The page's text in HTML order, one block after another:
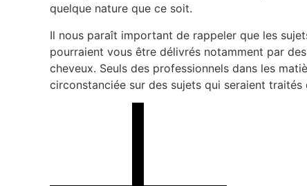
quelque nature que ce soit.
Il nous paraît important de rappeler que les
pourraient vous être délivrés notamment par
cheveux. Seuls des professionnels dans les
circonstanciée sur des sujets qui seraient traités